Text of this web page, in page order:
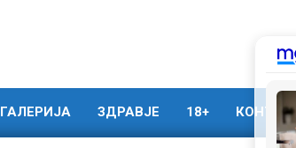
ГАЛЕРИЈА ЗДРАВЈЕ 18+ КОНТАКТ